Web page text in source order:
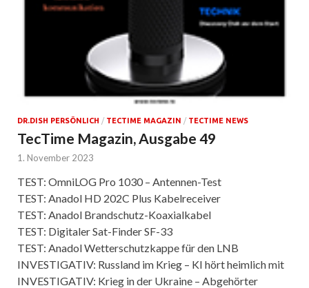
DR.DISH PERSÖNLICH / TECTIME MAGAZIN / TECTIME NEWS
TecTime Magazin, Ausgabe 49
1. November 2023
TEST: OmniLOG Pro 1030 – Antennen-Test
TEST: Anadol HD 202C Plus Kabelreceiver
TEST: Anadol Brandschutz-Koaxialkabel
TEST: Digitaler Sat-Finder SF-33
TEST: Anadol Wetterschutzkappe für den LNB
INVESTIGATIV: Russland im Krieg – KI hört heimlich mit
INVESTIGATIV: Krieg in der Ukraine – Abgehörter